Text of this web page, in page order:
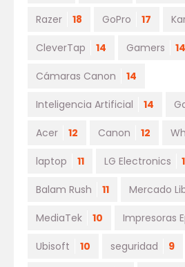
Razer 18 GoPro 17
CleverTap 14 Gamers 14
Cámaras Canon 14
Inteligencia Artificial 14
Acer 12 Canon 12
laptop 11 LG Electronics
Balam Rush 11 Mercado
MediaTek 10 Impresoras
Ubisoft 10 seguridad 9